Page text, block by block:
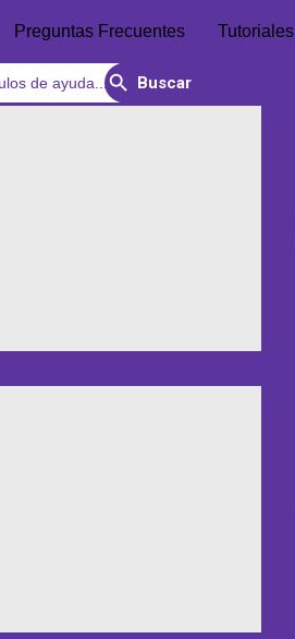
Preguntas Frecuentes Tutoriales
Search Button